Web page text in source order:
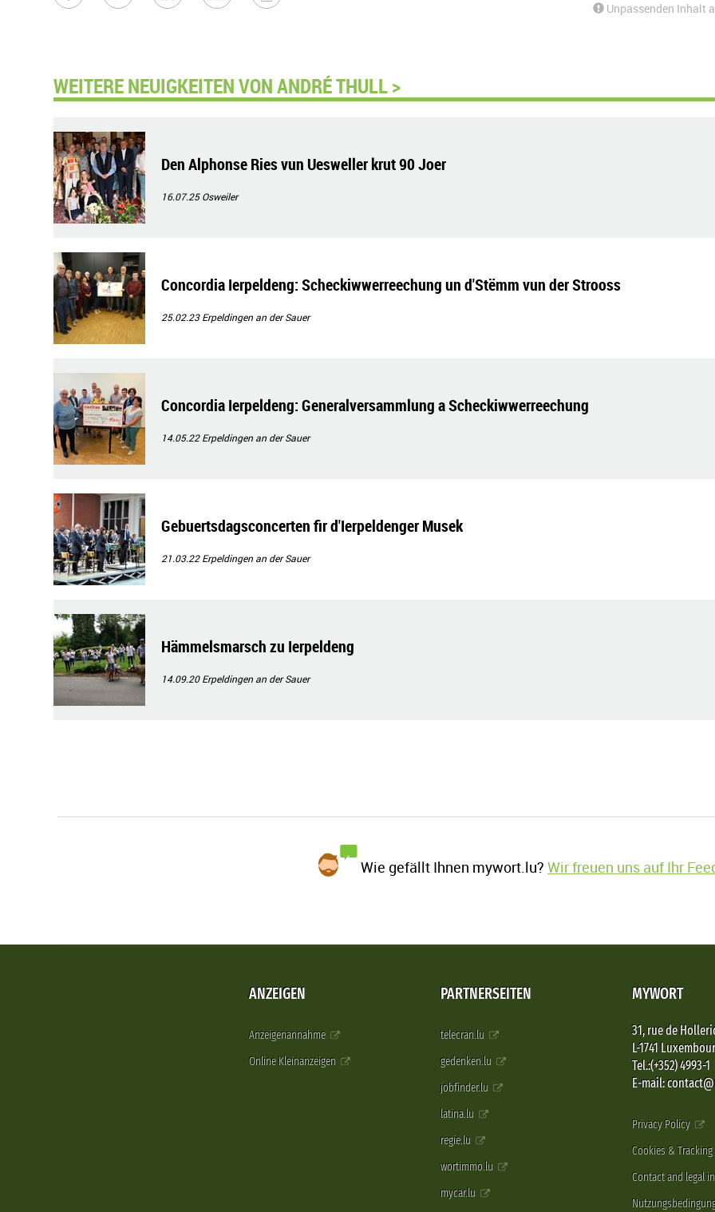
Unpassenden Inhalt
WEITERE NEUIGKEITEN VON ANDRÉ THULL >
Den Alphonse Ries vun Uesweller krut 90 Joer
16.07.25Osweiler
Concordia Ierpeldeng: Scheckiwwerreechung un d'Stëmm vun der Strooss
25.02.23Erpeldingen an der Sauer
Concordia Ierpeldeng: Generalversammlung a Scheckiwwerreechung
14.05.22Erpeldingen an der Sauer
Gebuertsdagsconcerten fir d'Ierpeldenger Musek
21.03.22Erpeldingen an der Sauer
Hämmelsmarsch zu Ierpeldeng
14.09.20Erpeldingen an der Sauer
Wie gefällt Ihnen mywort.lu?Wir freuen uns auf Ihr
ANZEIGEN
Anzeigenannahme
Online Kleinanzeigen
PARTNERSEITEN
telecran.lu
gedenken.lu
jobfinder.lu
latina.lu
regie.lu
wortimmo.lu
mycar.lu
MYWORT
31, rue de
L-1741
Tel.:(+352) 4993-1
E-mail:
Privacy Policy
Cookies & Tracking
Contact and legal